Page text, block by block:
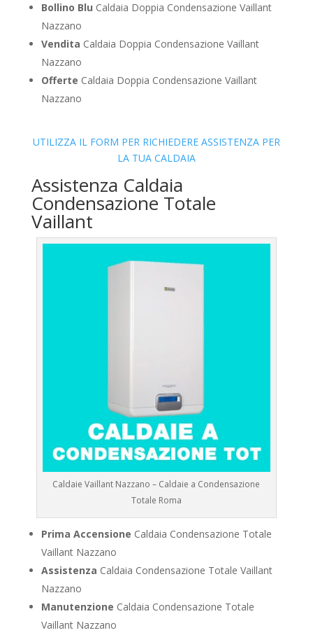
Bollino Blu Caldaia Doppia Condensazione Vaillant
Nazzano
Vendita Caldaia Doppia Condensazione Vaillant
Nazzano
Offerte Caldaia Doppia Condensazione Vaillant
Nazzano
UTILIZZA IL FORM PER RICHIEDERE ASSISTENZA PER
LA TUA CALDAIA
Assistenza Caldaia
Condensazione Totale
Vaillant
Caldaie Vaillant Nazzano – Caldaie a Condensazione
Totale Roma
Prima Accensione Caldaia Condensazione Totale
Vaillant Nazzano
Assistenza Caldaia Condensazione Totale Vaillant
Nazzano
Manutenzione Caldaia Condensazione Totale
Vaillant Nazzano